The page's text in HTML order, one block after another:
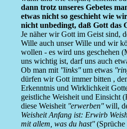
dann trotz unseres Gebetes
etwas nicht so geschieht wie
nicht unbedingt, daß Gott das
Je näher wir Gott im Geist sind,
Wille auch unser Wille und wir
wollen - es wird uns geschehen
uns wichtig ist, darf uns auch
Ob man mit ''links''um etwas
dürfen wir Gott immer bitten ,
Erkenntnis und Wirklichkeit
geistliche Weisheit und Einsicht
diese Weisheit ''erwerben''will,
Weisheit Anfang ist: Erwirb
mit allem, was du hast''(Sprüche